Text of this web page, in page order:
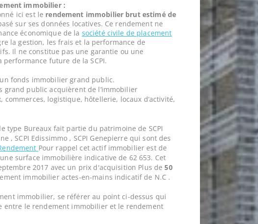
immobilier :
ici est le rendement immobilier brut estimé de
sur ses données locatives. Ce rendement ne
économique de la société civile de placement
la gestion, les frais et la performance de
Il ne constitue pas une garantie ou une
future de la SCPI.
fonds immobilier grand public.
grand public acquièrent de l’immobilier
commerces, logistique, hôtellerie, locaux d’activité,
type Bureaux fait partie du patrimoine de SCPI
, SCPI Edissimmo , SCPI Genepierre qui sont des
Pour rappel cet actif immobilier est de
surface immobilière indicative de 62 653. Cet
2017 avec un prix d'acquisition Plus de50
immobilier actes-en-mains indicatif de N.C .
immobilier, se référer au point ci-dessus qui
entre le rendement immobilier et le rendement